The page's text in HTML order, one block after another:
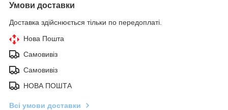
Умови доставки
Доставка здійснюється тільки по передоплаті.
Нова Пошта
Самовивіз
Самовивіз
НОВА ПОШТА
Всі умови доставки